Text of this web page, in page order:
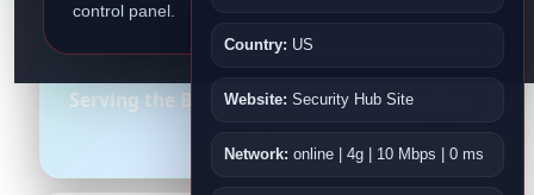
control panel.
Country: US
Website: Security Hub Site
Network: online | 4g | 10 Mbps | 0 ms
Bangladesh Association
Serving the Bangladeshi Community in the